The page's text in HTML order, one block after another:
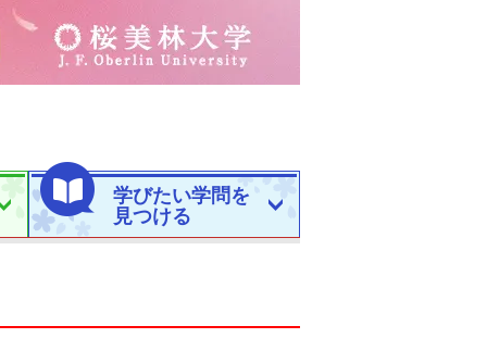
学びたい学問を
見つける